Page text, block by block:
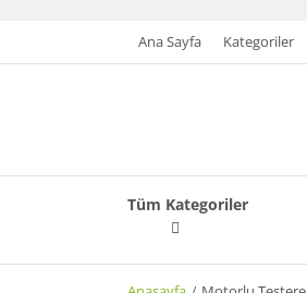
Ana Sayfa Kategoriler
Tüm Kategoriler